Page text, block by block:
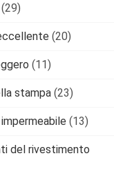
(29)
(20)
(11)
stampa (23)
(13)
del rivestimento